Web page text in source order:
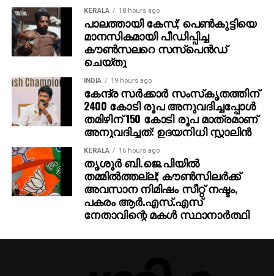
KERALA 18 hours ago
പാലത്തായി കേസ്; പെൺകുട്ടിയെ
മാനസികമായി പീഡിപ്പിച്ച
കൗൺസലറെ സസ്പെൻഡ്
ചെയ്തു
INDIA 19 hours ago
കേന്ദ്ര സര്‍ക്കാര്‍ സംസ്‌കൃതത്തിന്
2400 കോടി രൂപ അനുവദിച്ചപ്പോള്‍
തമിഴിന് 150 കോടി രൂപ മാത്രമാണ്
അനുവദിച്ചത്: ഉദയനിധി സ്റ്റാലിന്‍
KERALA 16 hours ago
തൃശൂര്‍ ബി.ജെ.പിയില്‍
തമ്മില്‍ത്തല്ല്; കൗണ്‍സിലര്‍ക്ക്
അവസാന നിമിഷം സീറ്റ് നഷ്ടം,
പകരം ആര്‍.എസ്.എസ്
നേതാവിന്റെ മകള്‍ സ്ഥാനാര്‍ത്ഥി